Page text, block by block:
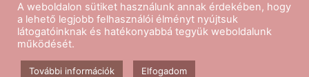
Kövess minket
A weboldalon sütiket használunk annak érdekében, hogy
a lehető legjobb felhasználói élményt nyújtsuk
látogatóinknak és hatékonyabbá tegyük weboldalunk
működését.
További információk Elfogadom